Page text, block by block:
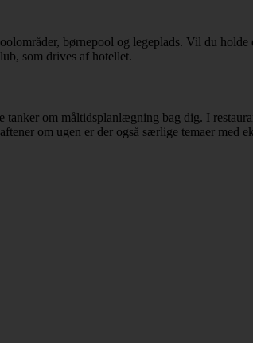
børnepool og legeplads. Vil du
som drives af hotellet.
om måltidsplanlægning bag dig. I
om ugen er der også særlige temaer med